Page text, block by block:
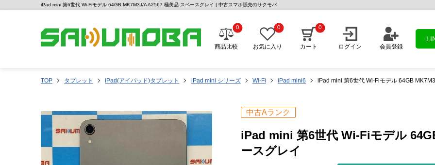
iPad mini 第6世代 Wi-Fiモデル 64GB MK7M3J/A A2567 極美品 スペースグレイ | 中古スマホ販売のサクモバ
商品比較
0
お気に入り
0
カート
0
ログイン 会員登録
TOP タブレット iPad(アイパッド)タブレット iPad mini シリーズ Wi-Fi iPad mini6 iPad mini 第6世代 Wi-Fiモデル 64GB
中古Aランク
iPad mini 第6世代 Wi-Fiモデル
ースグレイ